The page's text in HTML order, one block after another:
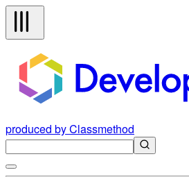
produced by Classmethod